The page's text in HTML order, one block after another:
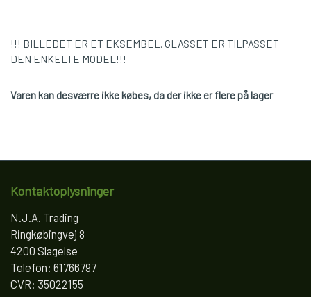
!!! BILLEDET ER ET EKSEMBEL. GLASSET ER TILPASSET
DEN ENKELTE MODEL!!!
Varen kan desværre ikke købes, da der ikke er flere på lager
Kontaktoplysninger
N.J.A. Trading
Ringkøbingvej 8
4200 Slagelse
Telefon: 61766797
CVR: 35022155